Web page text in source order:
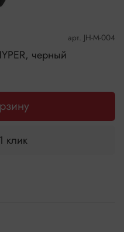
арт. JH-M-004
черный
клик